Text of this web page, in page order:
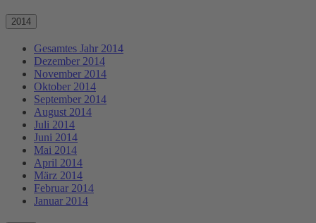
2014
Gesamtes Jahr 2014
Dezember 2014
November 2014
Oktober 2014
September 2014
August 2014
Juli 2014
Juni 2014
Mai 2014
April 2014
März 2014
Februar 2014
Januar 2014